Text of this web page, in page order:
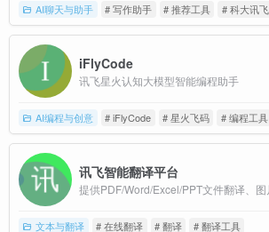
AI聊天与助手 # 写作助手 # 推荐工具 # 科大讯飞
iFlyCode
讯飞星火认知大模型智能编程助手
AI编程与创意 # iFlyCode # 星火飞码 # 编程工具
讯飞智能翻译平台
文本与翻译 # 在线翻译 # 翻译 # 翻译工具